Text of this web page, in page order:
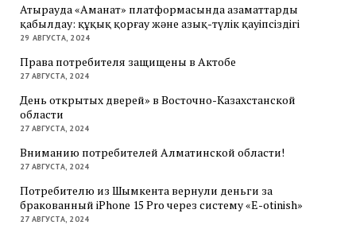
Атырауда «Аманат» платформасында азаматтарды
қабылдау: құқық қорғау және азық-түлік қауіпсіздігі
29 АВГУСТА, 2024
Права потребителя защищены в Актобе
27 АВГУСТА, 2024
День открытых дверей» в Восточно-Казахстанской
области
27 АВГУСТА, 2024
Вниманию потребителей Алматинской области!
27 АВГУСТА, 2024
Потребителю из Шымкента вернули деньги за
бракованный iPhone 15 Pro через систему «E-otinish»
27 АВГУСТА, 2024